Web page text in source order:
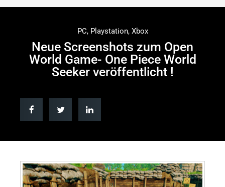
PC, Playstation, Xbox
Neue Screenshots zum Open
World Game- One Piece World
Seeker veröffentlicht !